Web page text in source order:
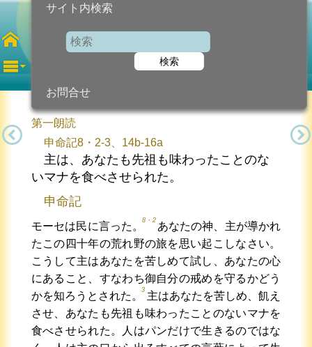
サイト内検索
検索
お問合せ
キリストの聖体
第一朗読
申命記8・2-3、14b-16a
主は、あなたも先祖も味わったことのな
いマナを食べさせられた。
申命記
モーセは民に言った。
8・2
あなたの神、主が導かれ
たこの四十年の荒れ野の旅を思い起こしなさい。
こうして主はあなたを苦しめて試し、あなたの心
にあること、すなわち御自分の戒めを守るかどう
かを知ろうとされた。
3
主はあなたを苦しめ、飢え
させ、あなたも先祖も味わったことのないマナを
食べさせられた。人はパンだけで生きるのではな